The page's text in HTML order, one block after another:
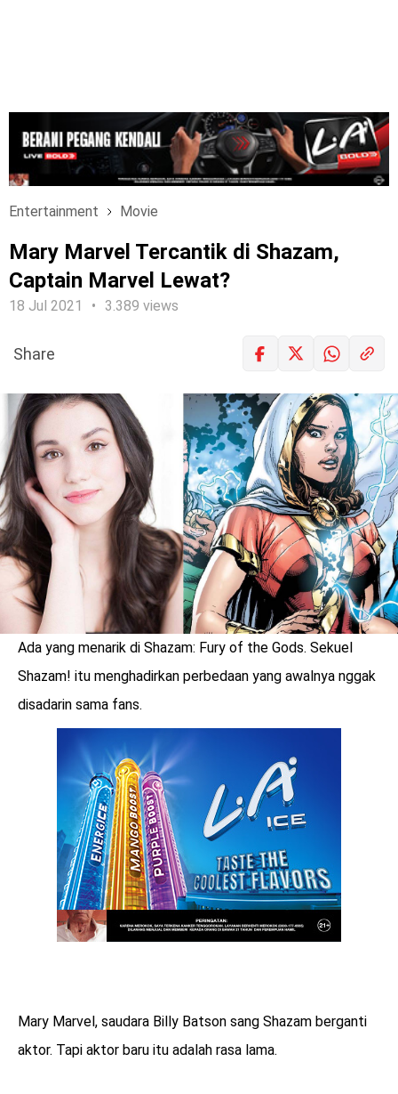
Entertainment Movie
Mary Marvel Tercantik di Shazam,
Captain Marvel Lewat?
18 Jul 2021 3.389 views
menarik
LOGIN
Share
Ada yang menarik di Shazam: Fury of the Gods. Sekuel
Shazam! itu menghadirkan perbedaan yang awalnya nggak
disadarin sama fans.
Mary Marvel, saudara Billy Batson sang Shazam berganti
aktor. Tapi aktor baru itu adalah rasa lama.